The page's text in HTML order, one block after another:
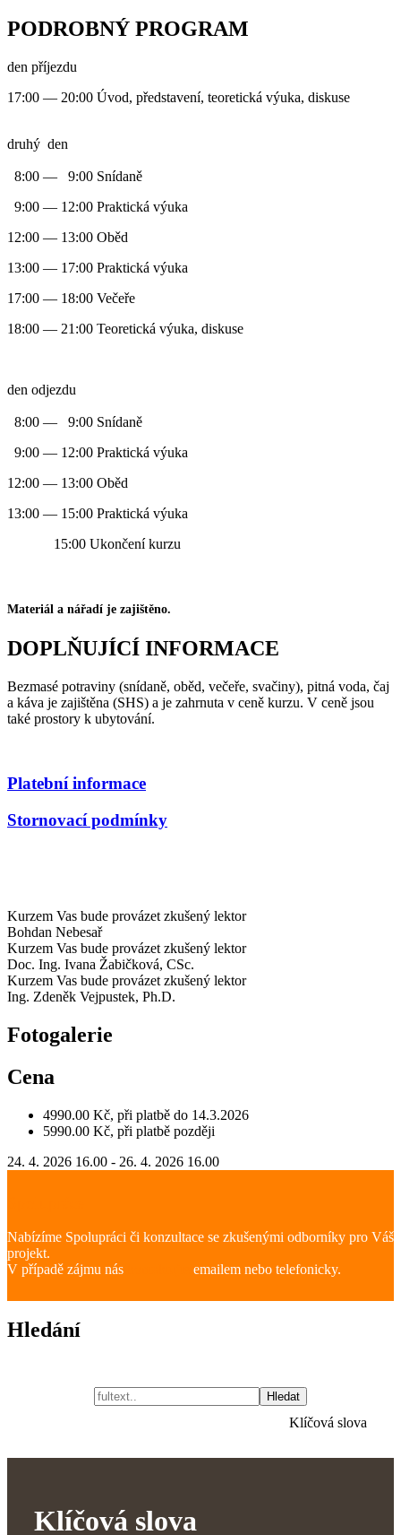
PODROBNÝ PROGRAM
den příjezdu
17:00 — 20:00 Úvod, představení, teoretická výuka, diskuse
druhý den
8:00 — 9:00 Snídaně
9:00 — 12:00 Praktická výuka
12:00 — 13:00 Oběd
13:00 — 17:00 Praktická výuka
17:00 — 18:00 Večeře
18:00 — 21:00 Teoretická výuka, diskuse
den odjezdu
8:00 — 9:00 Snídaně
9:00 — 12:00 Praktická výuka
12:00 — 13:00 Oběd
13:00 — 15:00 Praktická výuka
15:00 Ukončení kurzu
Materiál a nářadí je zajištěno.
DOPLŇUJÍCÍ INFORMACE
Bezmasé potraviny (snídaně, oběd, večeře, svačiny), pitná voda, čaj
a káva je zajištěna (SHS) a je zahrnuta v ceně kurzu. V ceně jsou
také prostory k ubytování.
Platební informace
Stornovací podmínky
Kurzem Vas bude provázet zkušený lektor
Bohdan Nebesař
Kurzem Vas bude provázet zkušený lektor
Doc. Ing. Ivana Žabičková, CSc.
Kurzem Vas bude provázet zkušený lektor
Ing. Zdeněk Vejpustek, Ph.D.
Fotogalerie
Cena
4990.00 Kč, při platbě do 14.3.2026
5990.00 Kč, při platbě později
24. 4. 2026 16.00 - 26. 4. 2026 16.00
Nabízíme Spolupráci či konzultace se zkušenými odborníky pro Váš
projekt.
V případě zájmu nás
emailem nebo telefonicky.
Hledání
Hledat
Klíčová slova
Klíčová slova